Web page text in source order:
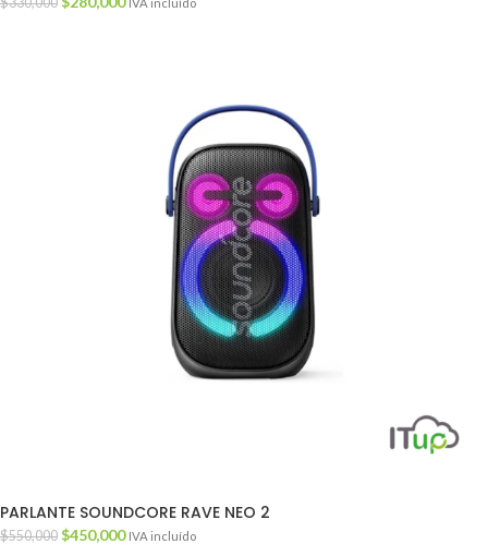
IVA incluído
PARLANTE SOUNDCORE RAVE NEO 2
$550,000 $450,000 IVA incluído